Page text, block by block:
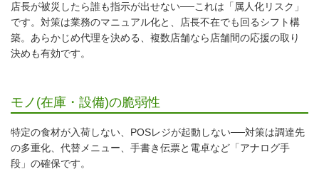
店長が被災したら誰も指示が出せない──これは「属人化リスク」
です。対策は業務のマニュアル化と、店長不在でも回るシフト構
築。あらかじめ代理を決める、複数店舗なら店舗間の応援の取り
決めも有効です。
モノ(在庫・設備)の脆弱性
特定の食材が入荷しない、POSレジが起動しない──対策は調達先
の多重化、代替メニュー、手書き伝票と電卓など「アナログ手
段」の確保です。